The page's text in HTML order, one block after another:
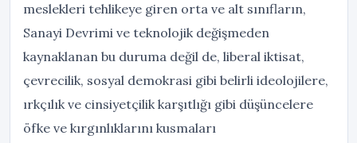
meslekleri tehlikeye giren orta ve alt sınıfların,
Sanayi Devrimi ve teknolojik değişmeden
kaynaklanan bu duruma değil de, liberal iktisat,
çevrecilik, sosyal demokrasi gibi belirli ideolojilere,
ırkçılık ve cinsiyetçilik karşıtlığı gibi düşüncelere
öfke ve kırgınlıklarını kusmaları